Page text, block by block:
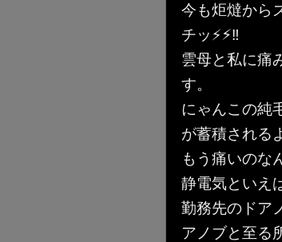
今も炬燵から
チッ⚡️⚡︎‼︎
雲母と私に痛
す。
にゃんこの純
が蓄積される
もう痛いのな
静電気といえ
勤務先のドア
アノブと至る